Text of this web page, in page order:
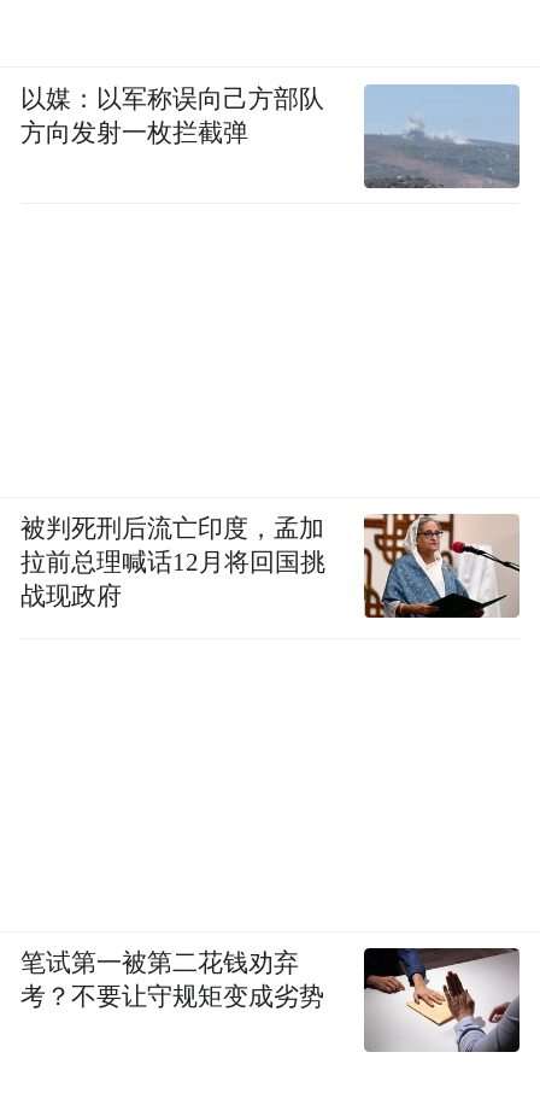
以媒：以军称误向己方部队
方向发射一枚拦截弹
被判死刑后流亡印度，孟加
拉前总理喊话12月将回国挑
战现政府
笔试第一被第二花钱劝弃
考？不要让守规矩变成劣势